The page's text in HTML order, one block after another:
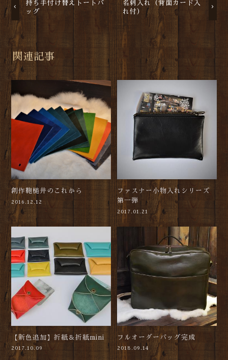
持ち手付け替えトートバ
ッグ
名刺入れ（背面カード入
れ付）
関連記事
創作鞄槌井のこれから
2016.12.12
ファスナー小物入れシリーズ
第一弾
2017.01.21
【新色追加】折紙＆折紙mini
2017.10.09
フルオーダーバッグ完成
2018.09.14